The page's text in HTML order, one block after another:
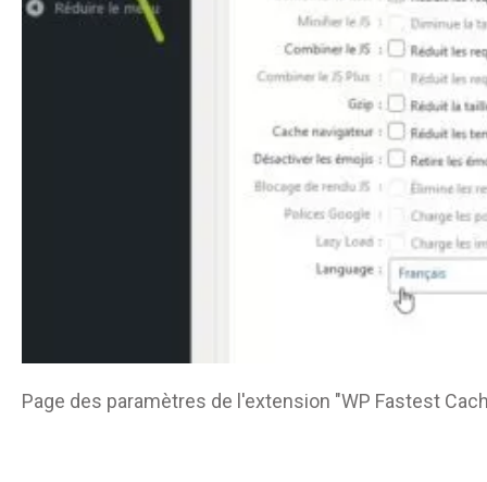
Page des paramètres de l'extension "WP Fastest